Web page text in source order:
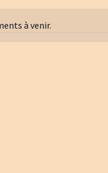
à venir.